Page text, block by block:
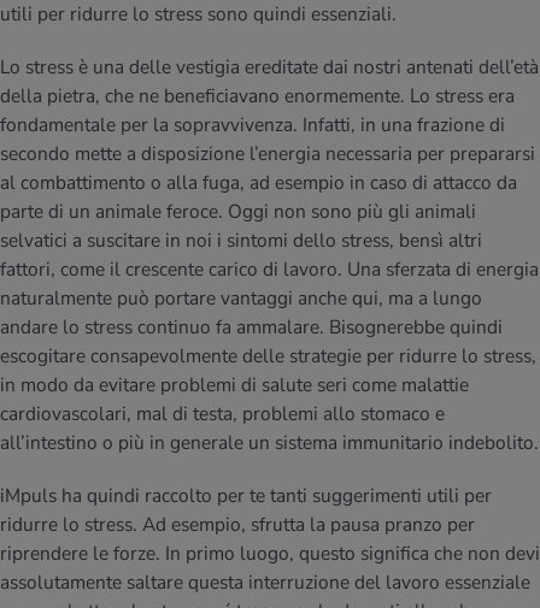
utili per ridurre lo stress sono quindi essenziali.
Lo stress è una delle vestigia ereditate dai nostri antenati dell’età
della pietra, che ne beneficiavano enormemente. Lo stress era
fondamentale per la sopravvivenza. Infatti, in una frazione di
secondo mette a disposizione l’energia necessaria per prepararsi
al combattimento o alla fuga, ad esempio in caso di attacco da
parte di un animale feroce. Oggi non sono più gli animali
selvatici a suscitare in noi i sintomi dello stress, bensì altri
fattori, come il crescente carico di lavoro. Una sferzata di energia
naturalmente può portare vantaggi anche qui, ma a lungo
andare lo stress continuo fa ammalare. Bisognerebbe quindi
escogitare consapevolmente delle strategie per ridurre lo stress,
in modo da evitare problemi di salute seri come malattie
cardiovascolari, mal di testa, problemi allo stomaco e
all’intestino o più in generale un sistema immunitario indebolito.
iMpuls ha quindi raccolto per te tanti suggerimenti utili per
ridurre lo stress. Ad esempio, sfrutta la pausa pranzo per
riprendere le forze. In primo luogo, questo significa che non devi
assolutamente saltare questa interruzione del lavoro essenziale